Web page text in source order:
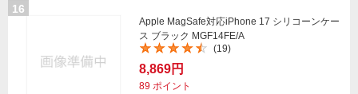
16
Apple MagSafe対応iPhone 17 シリコーンケー
ス ブラック MGF14FE/A
(19)
8,869円
89 ポイント